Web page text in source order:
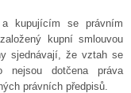
kupujícím se právním
kupní smlouvou
sjednávají, že vztah se
nejsou dotčena práva
právních předpisů.